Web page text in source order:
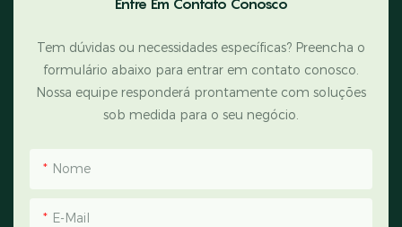
Tem dúvidas ou necessidades específicas? Preencha o
formulário abaixo para entrar em contato conosco.
Nossa equipe responderá prontamente com soluções
sob medida para o seu negócio.
Nome
E-Mail